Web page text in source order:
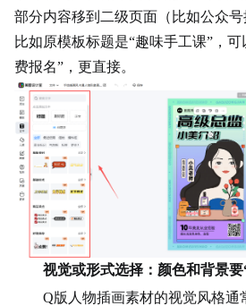
部分内容移到二级页面（比如公众号
比如原模板标题是“趣味手工课”，
费报名”，更直接。
视觉或形式选择：颜色和背景
Q版人物插画素材的视觉风格通